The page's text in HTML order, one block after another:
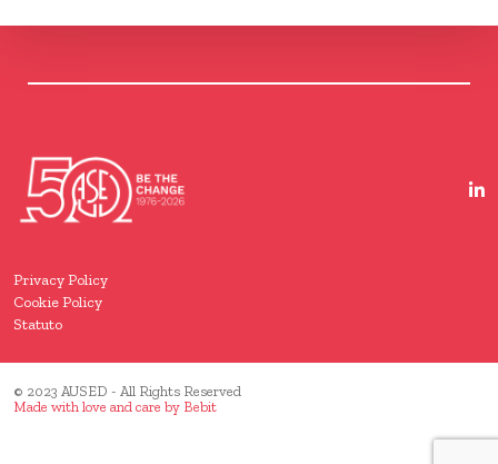
Privacy Policy
Cookie Policy
Statuto
© 2023 AUSED - All Rights Reserved
Made with love and care by Bebit